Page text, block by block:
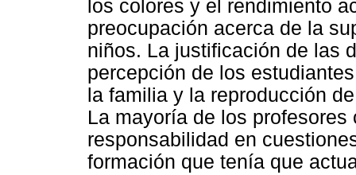
los colores y el rendimiento
preocupación acerca de la
niños. La justificación de las
percepción de los
la familia y la reproducción
La mayoría de los
responsabilidad en
formación que tenía que